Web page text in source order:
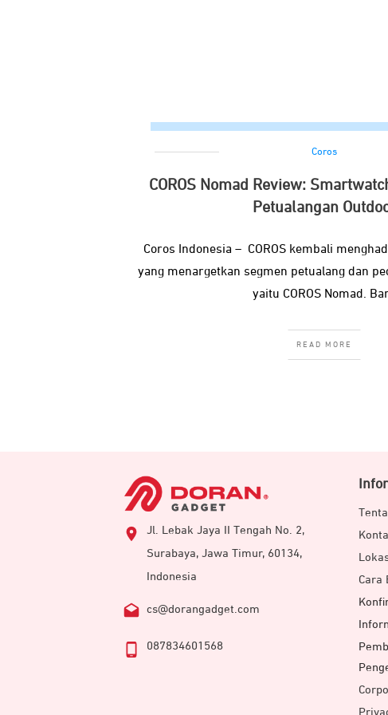
Coros
COROS Nomad Review:
Petualangan
Coros Indonesia – COROS kembali
yang menargetkan segmen petualang dan
yaitu COROS Nomad.
READ MORE
Jl. Lebak Jaya II Tengah No. 2,
Surabaya, Jawa Timur, 60134,
Indonesia
cs@dorangadget.com
087834601568
Cara